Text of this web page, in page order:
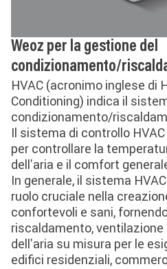
Weoz per la gestione del
condizionamento/
HVAC (acronimo inglese di
Conditioning) indica il
condizionamento/
Il sistema di controllo
per controllare la
dell'aria e il comfort
In generale, il sistema
ruolo cruciale nella
confortevoli e sani,
riscaldamento,
dell'aria su misura per le
edifici residenziali,